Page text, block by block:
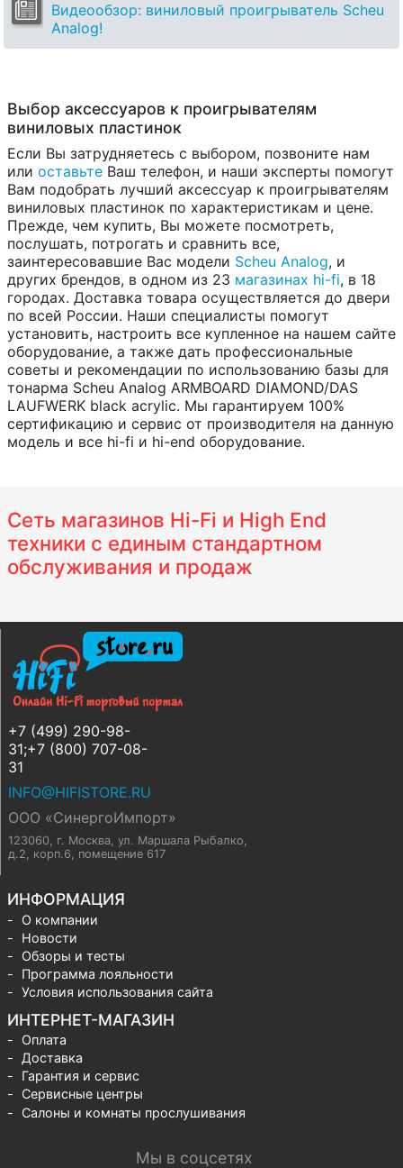
Видеообзор: виниловый проигрыватель Scheu
Analog!
Выбор аксессуаров к проигрывателям
виниловых пластинок
Если Вы затрудняетесь с выбором, позвоните нам
или оставьте Ваш телефон, и наши эксперты помогут
Вам подобрать лучший аксессуар к проигрывателям
виниловых пластинок по характеристикам и цене.
Прежде, чем купить, Вы можете посмотреть,
послушать, потрогать и сравнить все,
заинтересовавшие Вас модели Scheu Analog, и
других брендов, в одном из 23 магазинах hi-fi, в 18
городах. Доставка товара осуществляется до двери
по всей России. Наши специалисты помогут
установить, настроить все купленное на нашем сайте
оборудование, а также дать профессиональные
советы и рекомендации по использованию базы для
тонарма Scheu Analog ARMBOARD DIAMOND/DAS
LAUFWERK black acrylic. Мы гарантируем 100%
сертификацию и сервис от производителя на данную
модель и все hi-fi и hi-end оборудование.
Сеть магазинов Hi-Fi и High End
техники с единым стандартном
обслуживания и продаж
+7 (499) 290-98-
31;+7 (800) 707-08-
31
INFO@HIFISTORE.RU
ООО «СинергоИмпорт»
123060, г. Москва, ул. Маршала Рыбалко,
д.2, корп.6, помещение 617
ИНФОРМАЦИЯ
О компании
Новости
Обзоры и тесты
Программа лояльности
Условия использования сайта
ИНТЕРНЕТ-МАГАЗИН
Оплата
Доставка
Гарантия и сервис
Сервисные центры
Салоны и комнаты прослушивания
Мы в соцсетях